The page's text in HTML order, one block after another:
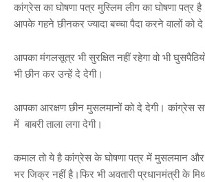
कांग्रेस का घोषणा पत्र मुस्लिम लीग का घोषणा पत्र
आपके गहने छीनकर ज्यादा बच्चा पैदा करने वालों को दे
आपका मंगलसूत्र भी सुरक्षित नहीं रहेगा वो भी
भी छीन कर उन्हें दे देगी।
आपका आरक्षण छीन मुसलमानों को दे देगी। कांग्रेस
में बाबरी ताला लगा देगी।
कमाल तो ये है कांग्रेस के घोषणा पत्र में मुसलमान और
भर जिक्र नहीं है।फिर भी अवतारी प्रधानमंत्री के